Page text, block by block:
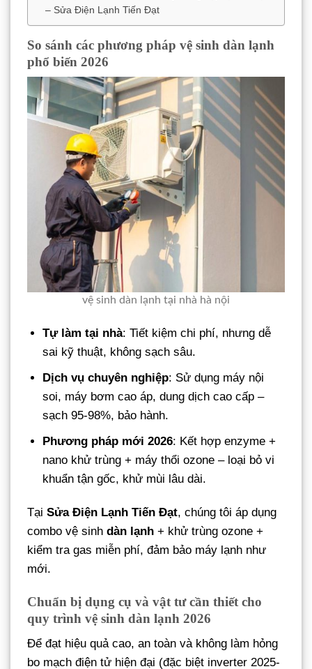
– Sửa Điện Lạnh Tiến Đạt
So sánh các phương pháp vệ sinh dàn lạnh
phổ biến 2026
vệ sinh dàn lạnh tại nhà hà nội
Tự làm tại nhà: Tiết kiệm chi phí, nhưng dễ
sai kỹ thuật, không sạch sâu.
Dịch vụ chuyên nghiệp: Sử dụng máy nội
soi, máy bơm cao áp, dung dịch cao cấp –
sạch 95-98%, bảo hành.
Phương pháp mới 2026: Kết hợp enzyme +
nano khử trùng + máy thổi ozone – loại bỏ vi
khuẩn tận gốc, khử mùi lâu dài.
Tại Sửa Điện Lạnh Tiến Đạt, chúng tôi áp dụng
combo vệ sinh dàn lạnh + khử trùng ozone +
kiểm tra gas miễn phí, đảm bảo máy lạnh như
mới.
Chuẩn bị dụng cụ và vật tư cần thiết cho
quy trình vệ sinh dàn lạnh 2026
Để đạt hiệu quả cao, an toàn và không làm hỏng
bo mạch điện tử hiện đại (đặc biệt inverter 2025-